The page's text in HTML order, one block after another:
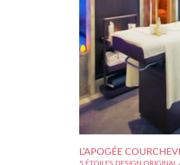
L’APOGÉE
5 ÉTOILES DESIGN